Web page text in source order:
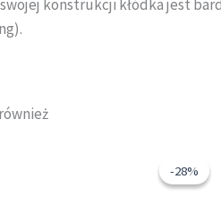
konstrukcji kłódka jest
-28%
-28%